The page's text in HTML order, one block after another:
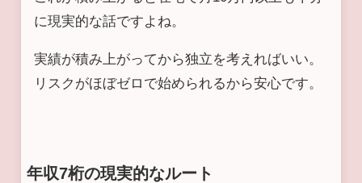
に現実的な話ですよね。
実績が積み上がってから独立を考えればいい。
リスクがほぼゼロで始められるから安心です。
年収7桁の現実的なルート